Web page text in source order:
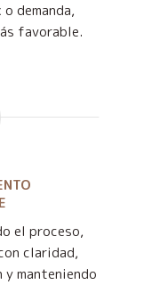
demanda,
favorable.
el proceso,
claridad,
manteniendo